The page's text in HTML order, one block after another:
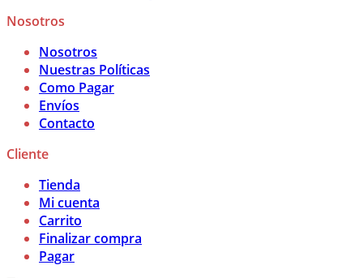
Nosotros
Nosotros
Nuestras Políticas
Como Pagar
Envíos
Contacto
Cliente
Tienda
Mi cuenta
Carrito
Finalizar compra
Pagar